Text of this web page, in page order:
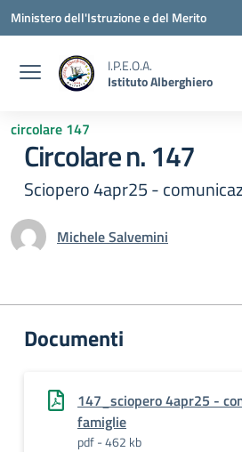
Vai ai contenuti
Vai al menu di navigazione
Vai al footer
Ministero dell'Istruzione e del Merito
I.P.E.O.A.
Istituto Alberghiero
circolare 147
Circolare n. 147
Sciopero 4apr25 -
Michele Salvemini
Documenti
147_sciopero 4apr25 -
famiglie
pdf - 462 kb